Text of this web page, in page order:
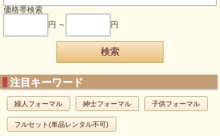
価格帯検索
円 ～
円
注目キーワード
婦人フォーマル 紳士フォーマル 子供フォーマル
フルセット(単品レンタル不可)